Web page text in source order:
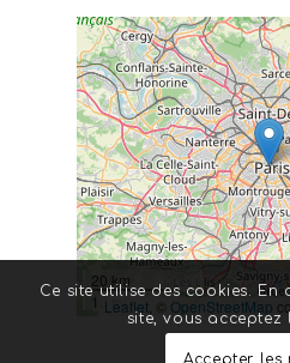
20 km
10 mi
Leaflet OpenStreetMap
Ce site utilise des cookies.
site, vous acceptez
Accepter les